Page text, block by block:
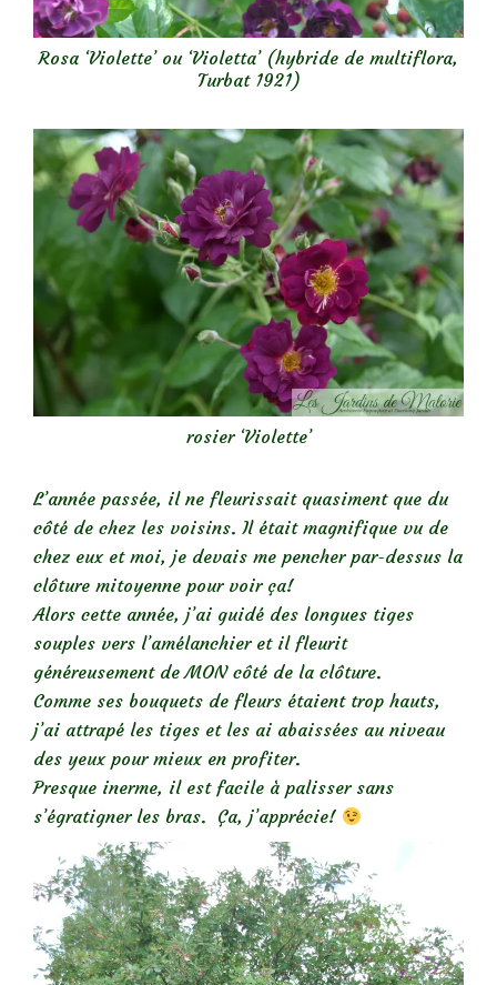
Rosa ‘Violette’ ou ‘Violetta’ (hybride de multiflora,
Turbat 1921)
rosier ‘Violette’
L’année passée, il ne fleurissait quasiment que du
côté de chez les voisins. Il était magnifique vu de
chez eux et moi, je devais me pencher par-dessus la
clôture mitoyenne pour voir ça!
Alors cette année, j’ai guidé des longues tiges
souples vers l’amélanchier et il fleurit
généreusement de MON côté de la clôture.
Comme ses bouquets de fleurs étaient trop hauts,
j’ai attrapé les tiges et les ai abaissées au niveau
des yeux pour mieux en profiter.
Presque inerme, il est facile à palisser sans
s’égratigner les bras. Ça, j’apprécie!